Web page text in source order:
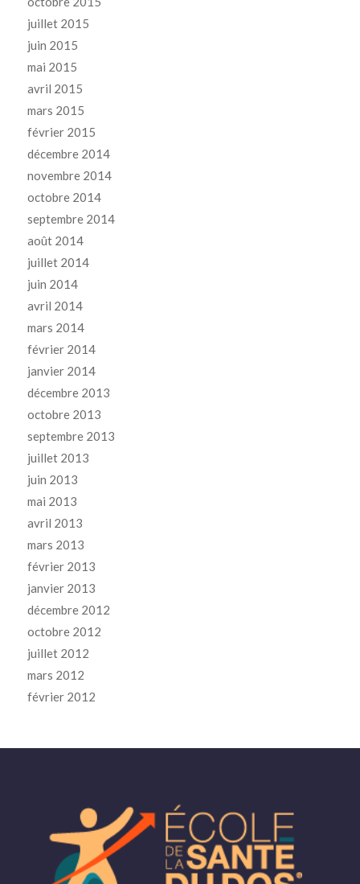
juillet 2015
juin 2015
mai 2015
avril 2015
mars 2015
février 2015
décembre 2014
novembre 2014
octobre 2014
septembre 2014
août 2014
juillet 2014
juin 2014
avril 2014
mars 2014
février 2014
janvier 2014
décembre 2013
octobre 2013
septembre 2013
juillet 2013
juin 2013
mai 2013
avril 2013
mars 2013
février 2013
janvier 2013
décembre 2012
octobre 2012
juillet 2012
mars 2012
février 2012